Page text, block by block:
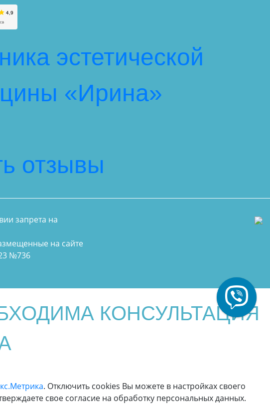
эстетической
«Ирина»
отзывы
запрета на
на сайте
№736
КОНСУЛЬТАЦИЯ
. Отключить cookies Вы можете в настройках своего
свое согласие на обработку персональных данных.